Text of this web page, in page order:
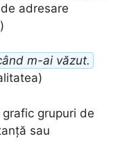
adresare
m-ai văzut.
grupuri de
sau